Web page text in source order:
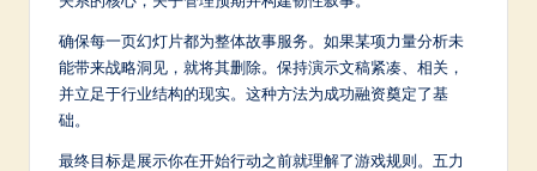
确保每一页幻灯片都为整体故事服务。如果某项力量分析未
能带来战略洞见，就将其删除。保持演示文稿紧凑、相关，
并立足于行业结构的现实。这种方法为成功融资奠定了基
础。
最终目标是展示你在开始行动之前就理解了游戏规则。五力